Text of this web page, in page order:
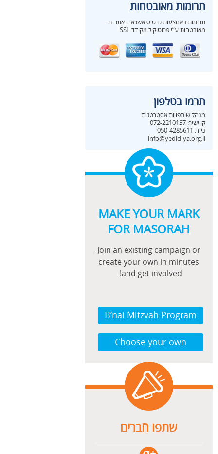
תרומות מאובטחות
תרומות באמצעות כרטיס אשראי באתר זה
מאובטחות ע”י פרוטוקול מקודד SSL
תרמו בטלפון
מנהל שותפויות אסטרטגית
קו ישיר:072-2210137
נייד: 050-4285611
info@yedid-ya.org.il
MAKE YOUR MARK
FOR MASORAH
Join an existing campaign or
create your own in minutes
and get involved!
Choose your own
B’nai Mitzvah Program
שתפו חברים